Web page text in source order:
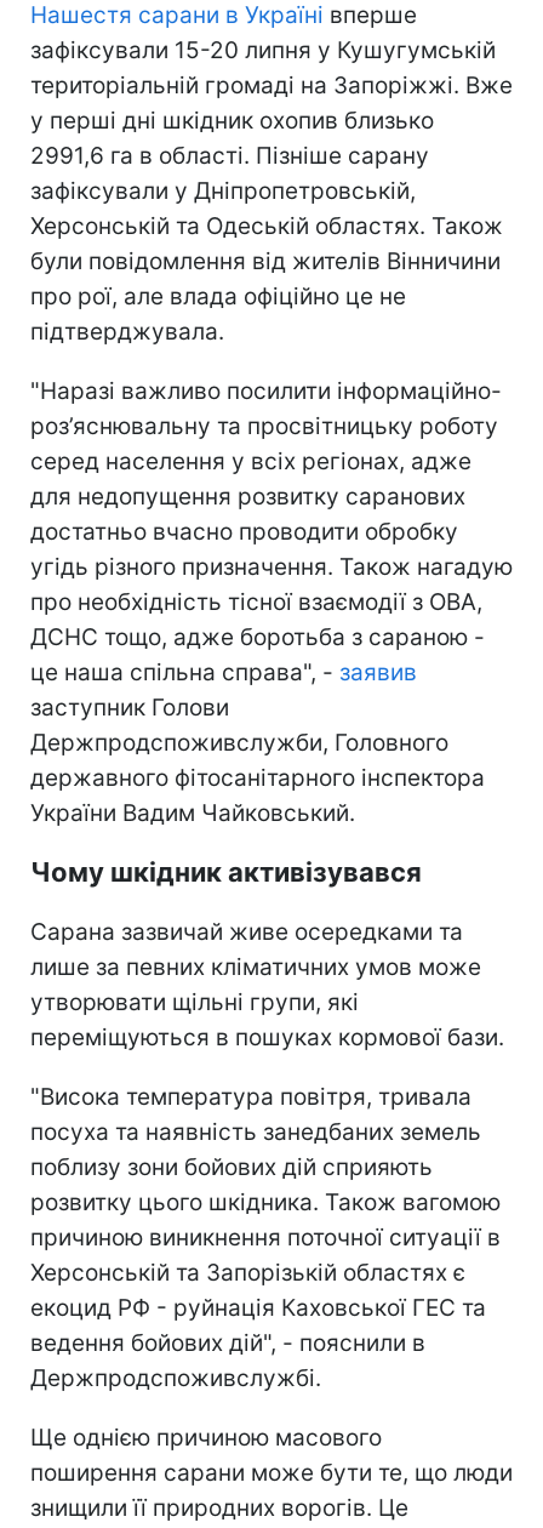
Нашестя сарани в Україні вперше
зафіксували 15-20 липня у Кушугумській
територіальній громаді на Запоріжжі. Вже
у перші дні шкідник охопив близько
2991,6 га в області. Пізніше сарану
зафіксували у Дніпропетровській,
Херсонській та Одеській областях. Також
були повідомлення від жителів Вінничини
про рої, але влада офіційно це не
підтверджувала.
"Наразі важливо посилити інформаційно-
роз’яснювальну та просвітницьку роботу
серед населення у всіх регіонах, адже
для недопущення розвитку саранових
достатньо вчасно проводити обробку
угідь різного призначення. Також нагадую
про необхідність тісної взаємодії з ОВА,
ДСНС тощо, адже боротьба з сараною -
це наша спільна справа", - заявив
заступник Голови
Держпродспоживслужби, Головного
державного фітосанітарного інспектора
України Вадим Чайковський.
Чому шкідник активізувався
Сарана зазвичай живе осередками та
лише за певних кліматичних умов може
утворювати щільні групи, які
переміщуються в пошуках кормової бази.
"Висока температура повітря, тривала
посуха та наявність занедбаних земель
поблизу зони бойових дій сприяють
розвитку цього шкідника. Також вагомою
причиною виникнення поточної ситуації в
Херсонській та Запорізькій областях є
екоцид РФ - руйнація Каховської ГЕС та
ведення бойових дій", - пояснили в
Держпродспоживслужбі.
Ще однією причиною масового
поширення сарани може бути те, що люди
знищили її природних ворогів. Це